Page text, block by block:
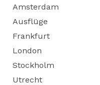
Amsterdam
Ausflüge
Frankfurt
London
Stockholm
Utrecht